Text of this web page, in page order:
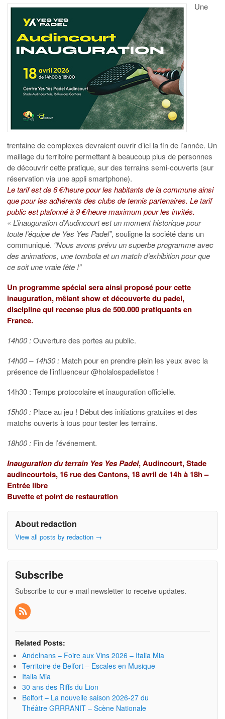
Une
trentaine de complexes devraient ouvrir d’ici la fin de l’année. Un
maillage du territoire permettant à beaucoup plus de personnes
de découvrir cette pratique, sur des terrains semi-couverts (sur
réservation via une appli smartphone).
Le tarif est de6 €/heure pour les habitants de la commune ainsi
que pour les adhérents des clubs de tennis partenaires. Letarif
public est plafonné à 9 €/heure maximum pour les invités.
« L’inauguration d’Audincourt est un moment historique pour
toute l’équipe de Yes Yes Padel”, souligne la société dans un
communiqué. “Nous avons prévu un superbe programme avec
des animations, une tombola et un match d’exhibition pour que
ce soit une vraie fête !”
Un programme spécial sera ainsi proposé pour cette
inauguration, mêlant show et découverte du padel,
discipline qui recense plus de 500.000 pratiquants en
France.
14h00 :Ouverture des portes au public.
14h00 – 14h30 : Match pour en prendre plein les yeux avec la
présence de l’influenceur @holalospadelistos !
14h30 : Temps protocolaire et inauguration officielle.
15h00 : Place au jeu ! Début des initiations gratuites et des
matchs ouverts à tous pour tester les terrains.
18h00 : Fin de l’événement.
Inauguration du terrain Yes Yes Padel, Audincourt, Stade
audincourtois, 16 rue des Cantons, 18 avril de 14h à 18h –
Entrée libre
Buvette et point de restauration
About redaction
View all posts by redaction →
Subscribe
Subscribe to our e-mail newsletter to receive updates.
Related Posts:
Andelnans – Foire aux Vins 2026 – Italia Mia
Territoire de Belfort – Escales en Musique
Italia Mia
30 ans des Riffs du Lion
Belfort – La nouvelle saison 2026-27 du
Théâtre GRRRANIT – Scène Nationale